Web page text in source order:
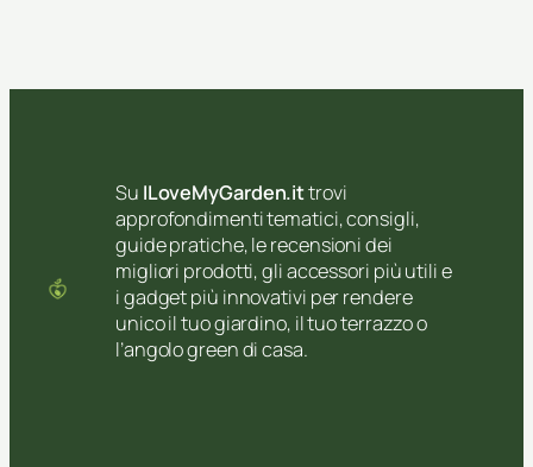
Su ILoveMyGarden.ittrovi
approfondimenti tematici, consigli,
guide pratiche, le recensioni dei
migliori prodotti, gli accessori più utili e
i gadget più innovativi per rendere
unico il tuo giardino, il tuo terrazzo o
l’angolo green di casa.